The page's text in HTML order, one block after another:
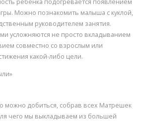
ребенка подогревается появлением
Можно познакомить малыша с куклой,
руководителем занятия.
усложняются не просто вкладыванием
совместно со взрослым или
какой-либо цели.
можно добиться, собрав всех Матрешек
чего мы выкладываем из большей